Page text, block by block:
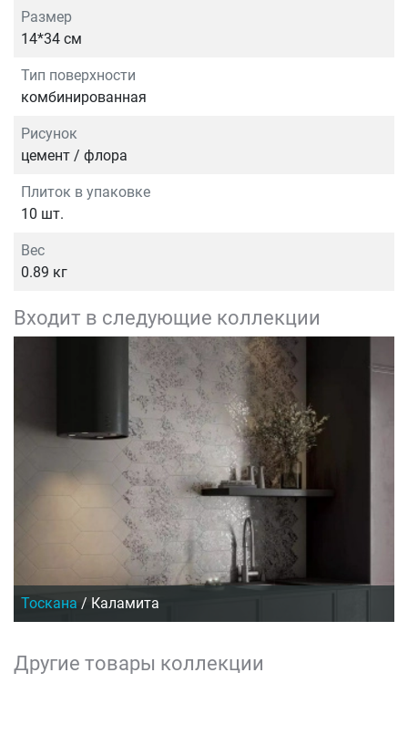
Размер
14*34 см
Тип поверхности
комбинированная
Рисунок
цемент / флора
Плиток в упаковке
10 шт.
Вес
0.89 кг
Входит в следующие коллекции
Тоскана / Каламита
Другие товары коллекции